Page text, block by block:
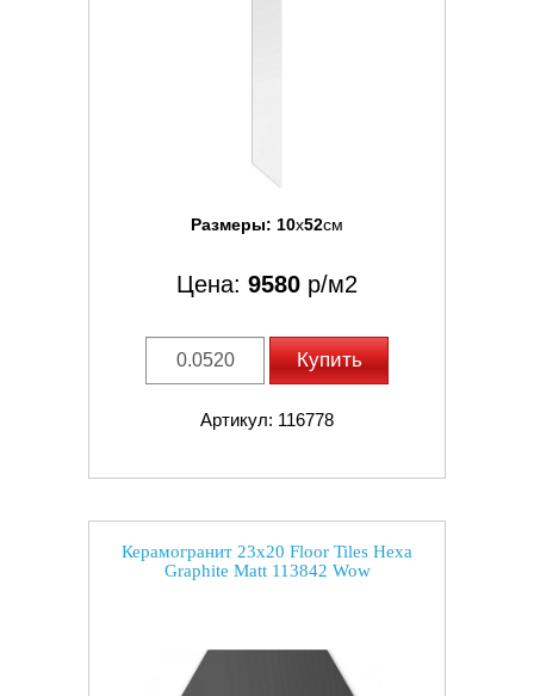
Размеры: 10x52см
Цена: 9580 р/м2
Купить
Артикул: 116778
Керамогранит 23x20 Floor Tiles Hexa
Graphite Matt 113842 Wow